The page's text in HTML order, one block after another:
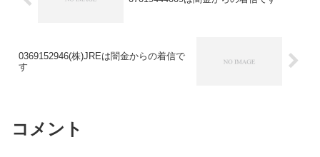
0369152946(株)JREは闇金からの着信で
す
コメント